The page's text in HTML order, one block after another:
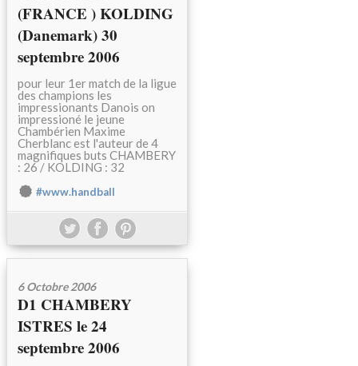
(FRANCE ) KOLDING
(Danemark) 30
septembre 2006
pour leur 1er match de la ligue
des champions les
impressionants Danois on
impressioné le jeune
Chambérien Maxime
Cherblanc est l'auteur de 4
magnifiques buts CHAMBERY
: 26 / KOLDING : 32
#www.handball
6 Octobre 2006
D1 CHAMBERY
ISTRES le 24
septembre 2006